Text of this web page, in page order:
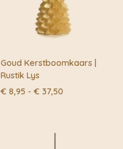
Goud Kerstboomkaars |
Rustik Lys
€ 8,95 - € 37,50